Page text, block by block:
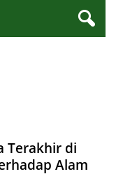
Terakhir di
Alam